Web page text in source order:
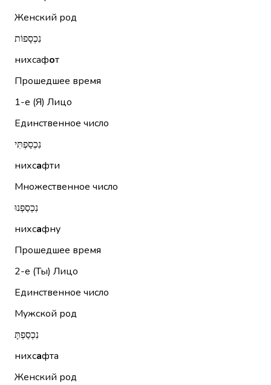
Женский род
נִכְסָפוֹת
нихсафот
Прошедшее время
1-е (Я) Лицо
Единственное число
נִכְסַפְתִּי
нихсафти
Множественное число
נִכְסַפְנוּ
нихсафну
Прошедшее время
2-е (Ты) Лицо
Единственное число
Мужской род
נִכְסַפְתָּ
нихсафта
Женский род